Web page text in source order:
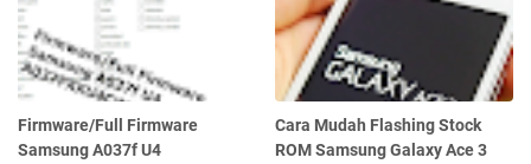
Firmware/Full Firmware
Samsung A037f U4
Cara Mudah Flashing Stock
ROM Samsung Galaxy Ace 3